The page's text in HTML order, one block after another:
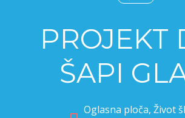
PROJEKT
ŠAPI
Oglasna ploča, Život